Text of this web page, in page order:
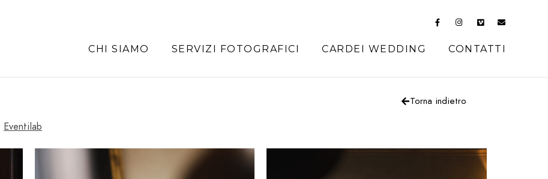
CHI SIAMO SERVIZI FOTOGRAFICI CARDEI WEDDING CONTATTI
Torna indietro
Eventilab